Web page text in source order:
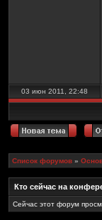
03 июн 2011, 22:48
Список форумов »
Кто сейчас на
Сейчас этот форум